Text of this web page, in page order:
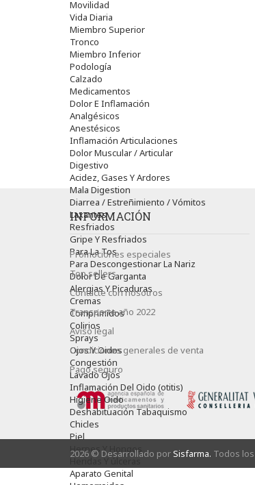
Movilidad
Vida Diaria
Miembro Superior
Tronco
Miembro Inferior
Podología
Calzado
Medicamentos
Dolor E Inflamación
Analgésicos
Anestésicos
Inflamación Articulaciones
Dolor Muscular / Articular
Digestivo
Acidez, Gases Y Ardores
Mala Digestion
Diarrea / Estreñimiento / Vómitos
Laxantes
Resfriados
Gripe Y Resfriados
Para La Tos
Para Descongestionar La Nariz
Dolor De Garganta
Alergias Y Picaduras
Cremas
Comprimidos
Colirios
Sprays
Ojos Y Oidos
Congestión
Lavado Ojos
Inflamación Del Oido (otitis)
Higiene Oido
Deshabituación Tabaquismo
Chicles
Piel
Herpes Y Hongos
Heridas Y úlceras
Aparato Genital
INFORMACIÓN
Promociones especiales
Top sellers
Contacte con nosotros
Transporte año 2022
Aviso legal
Condiciones generales de venta
Pago seguro
2026 © Desarrollado porSisfarma. Todos